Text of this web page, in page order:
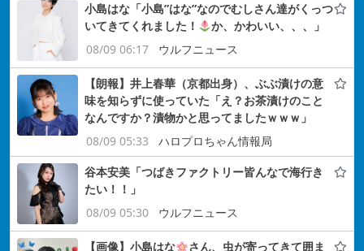
小島はな「小島”はな”なのでむしさん達がくっつ
いてきてくれました！
か、かわいい、、、」
08/09 06:17
ウルフニュース
【朗報】井上春華（京都出身）、ぶぶ漬けの意
味を知らずに使っていた「え？お茶漬けのこと
なんですか？漬物かと思ってましたｗｗｗ」
08/09 05:33
ハロプロちゃん情報局
谷本安美「つばきファクトリー皆んなで海行き
たい！！」
08/09 05:30
ウルフニュース
【画像】小島はな さん、虫が寄ってきて囲ま